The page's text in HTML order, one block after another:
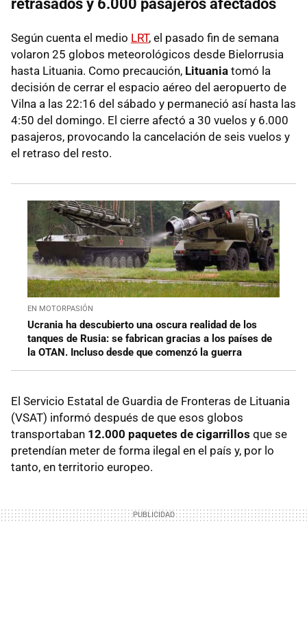
retrasados y 6.000 pasajeros afectados
Según cuenta el medio LRT, el pasado fin de semana
volaron 25 globos meteorológicos desde Bielorrusia
hasta Lituania. Como precaución, Lituania tomó la
decisión de cerrar el espacio aéreo del aeropuerto de
Vilna a las 22:16 del sábado y permaneció así hasta las
4:50 del domingo. El cierre afectó a 30 vuelos y 6.000
pasajeros, provocando la cancelación de seis vuelos y
el retraso del resto.
EN MOTORPASIÓN
Ucrania ha descubierto una oscura realidad de los
tanques de Rusia: se fabrican gracias a los países de
la OTAN. Incluso desde que comenzó la guerra
El Servicio Estatal de Guardia de Fronteras de Lituania
(VSAT) informó después de que esos globos
transportaban 12.000 paquetes de cigarrillos que se
pretendían meter de forma ilegal en el país y, por lo
tanto, en territorio europeo.